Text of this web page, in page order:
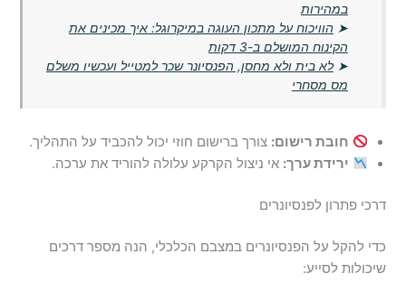
במהירות
➤ הוויכוח על מתכון העוגה במיקרוגל: איך מכינים את
הקינוח המושלם ב-3 דקות
➤לא בית ולא מחסן, הפנסיונר שכר למטייל ועכשיו משלם
מס מסחרי
חובת רישום: צורך ברישום חוזי יכול להכביד על התהליך.
ירידת ערך: אי ניצול הקרקע עלולה להוריד את ערכה.
דרכי פתרון לפנסיונרים
כדי להקל על הפנסיונרים במצבם הכלכלי, הנה מספר דרכים
שיכולות לסייע: